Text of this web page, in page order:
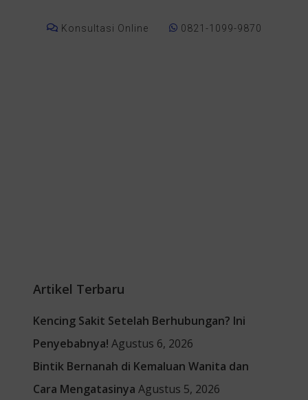
Konsultasi Online 0821-1099-9870
Artikel Terbaru
Kencing Sakit Setelah Berhubungan? Ini
Penyebabnya! Agustus 6, 2026
Bintik Bernanah di Kemaluan Wanita dan
Cara Mengatasinya Agustus 5, 2026